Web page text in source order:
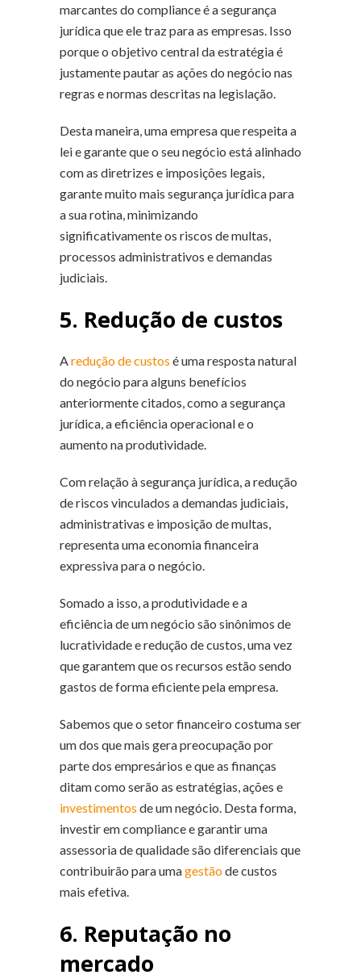
marcantes do compliance é a segurança
jurídica que ele traz para as empresas. Isso
porque o objetivo central da estratégia é
justamente pautar as ações do negócio nas
regras e normas descritas na legislação.
Desta maneira, uma empresa que respeita a
lei e garante que o seu negócio está alinhado
com as diretrizes e imposições legais,
garante muito mais segurança jurídica para
a sua rotina, minimizando
significativamente os riscos de multas,
processos administrativos e demandas
judiciais.
5. Redução de custos
A redução de custos é uma resposta natural
do negócio para alguns benefícios
anteriormente citados, como a segurança
jurídica, a eficiência operacional e o
aumento na produtividade.
Com relação à segurança jurídica, a redução
de riscos vinculados a demandas judiciais,
administrativas e imposição de multas,
representa uma economia financeira
expressiva para o negócio.
Somado a isso, a produtividade e a
eficiência de um negócio são sinônimos de
lucratividade e redução de custos, uma vez
que garantem que os recursos estão sendo
gastos de forma eficiente pela empresa.
Sabemos que o setor financeiro costuma ser
um dos que mais gera preocupação por
parte dos empresários e que as finanças
ditam como serão as estratégias, ações e
investimentos de um negócio. Desta forma,
investir em compliance e garantir uma
assessoria de qualidade são diferenciais que
contribuirão para umagestãode custos
mais efetiva.
6. Reputação no
mercado